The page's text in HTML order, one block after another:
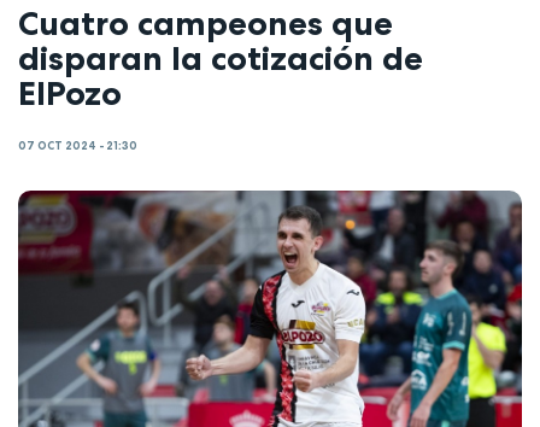
Cuatro campeones que
disparan la cotización de
ElPozo
07 OCT 2024 - 21:30